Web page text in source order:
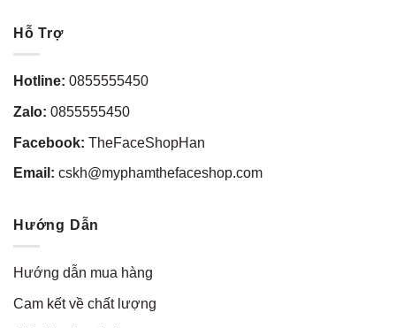
Hỗ Trợ
Hotline: 0855555450
Zalo: 0855555450
Facebook: TheFaceShopHan
Email: cskh@myphamthefaceshop.com
Hướng Dẫn
Hướng dẫn mua hàng
Cam kết về chất lượng